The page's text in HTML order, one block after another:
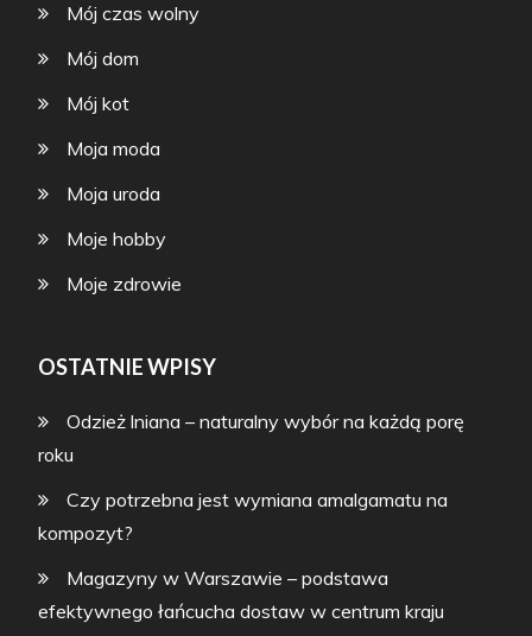
Mój czas wolny
Mój dom
Mój kot
Moja moda
Moja uroda
Moje hobby
Moje zdrowie
OSTATNIE WPISY
Odzież lniana – naturalny wybór na każdą porę
roku
Czy potrzebna jest wymiana amalgamatu na
kompozyt?
Magazyny w Warszawie – podstawa
efektywnego łańcucha dostaw w centrum kraju